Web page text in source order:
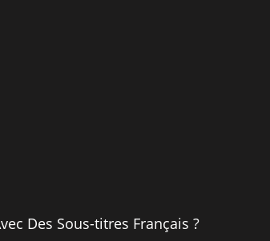
Des Sous-titres Français ?